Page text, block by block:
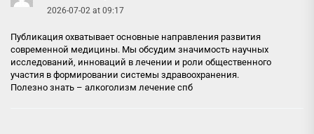
2026-07-02 at 09:17
Публикация охватывает основные направления развития
современной медицины. Мы обсудим значимость научных
исследований, инноваций в лечении и роли общественного
участия в формировании системы здравоохранения.
Полезно знать – алкоголизм лечение спб